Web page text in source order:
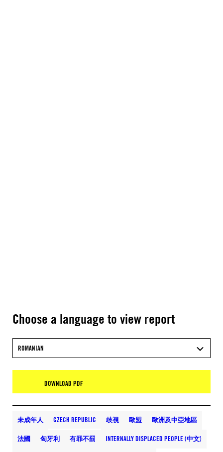
Choose a language to view report
ROMANIAN
DOWNLOAD PDF
未成年人 CZECH REPUBLIC 歧視 歐盟 歐洲及中亞地區
法國 匈牙利 有罪不罰 INTERNALLY DISPLACED PEOPLE (中文)